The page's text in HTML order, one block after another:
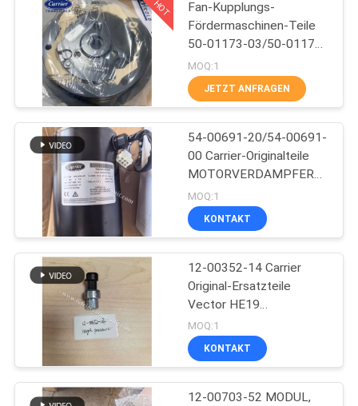
WERKSBESICHTIGUNG
QUALITÄTSKONTROLLE
KONTAKT
MIT
UNS
NEUIGKEITEN
RECHTSSACHEN
SITEMAP
DATENSCHUTZRICHTLINIE
Thermo König Van
Refrigeration Units
Träger-Kühlgeräte
Thermo Königteile
HOT
Fan-Kupplungs-
Fördermaschinen-Teile
50-01173-03/50-01176-
00
MOQ:1
JETZT ANFRAGEN
54-00691-20/54-00691-
00 Carrier-Originalteile
MOTORVERDAMPFER
verfügbar für die
Anhängereinheit HE19
mit 13,11 kg
MOQ:1
KONTAKT
12-00352-14 Carrier
Original-Ersatzteile
Vector HE19
Hochdruckschalter
Vector 1550 / 1800 /
1850 / 1950 / 6600
MOQ:1
KONTAKT
12-00703-52 MODUL,